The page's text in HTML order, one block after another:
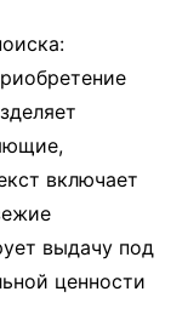
включает
выдачу под
ценности